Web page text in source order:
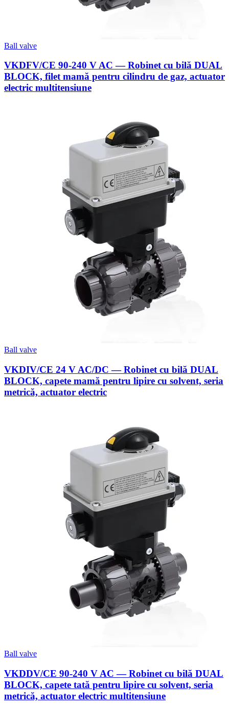
Ball valve
VKDFV/CE 90-240 V AC — Robinet cu bilă DUAL
BLOCK, filet mamă pentru cilindru de gaz, actuator
electric multitensiune
Ball valve
VKDIV/CE 24 V AC/DC — Robinet cu bilă DUAL
BLOCK, capete mamă pentru lipire cu solvent, seria
metrică, actuator electric
Ball valve
VKDDV/CE 90-240 V AC — Robinet cu bilă DUAL
BLOCK, capete tată pentru lipire cu solvent, seria
metrică, actuator electric multitensiune